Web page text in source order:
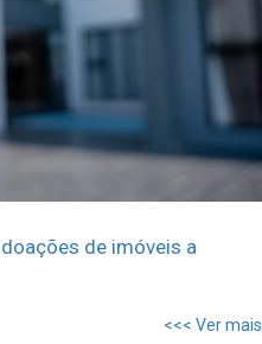
de imóveis a
<<< Ver mais